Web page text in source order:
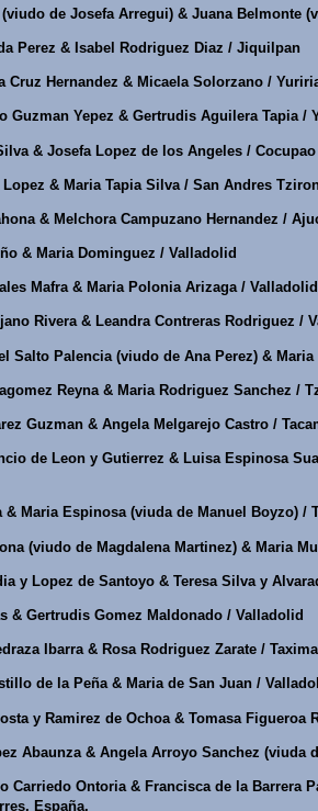
de Josefa Arregui) & Juana Belmonte
Perez & Isabel Rodriguez Diaz / Jiquilpan
Cruz Hernandez & Micaela Solorzano /
Guzman Yepez & Gertrudis Aguilera Tapia
& Josefa Lopez de los Angeles / Cocupao
& Maria Tapia Silva / San Andres
& Melchora Campuzano Hernandez /
& Maria Dominguez / Valladolid
Mafra & Maria Polonia Arizaga / Valladolid
Rivera & Leandra Contreras Rodriguez /
Salto Palencia (viudo de Ana Perez) &
Reyna & Maria Rodriguez Sanchez /
Guzman & Angela Melgarejo Castro /
de Leon y Gutierrez & Luisa Espinosa
& Maria Espinosa (viuda de Manuel Boyzo) /
(viudo de Magdalena Martinez) & Maria
y Lopez de Santoyo & Teresa Silva y
& Gertrudis Gomez Maldonado / Valladolid
Ibarra & Rosa Rodriguez Zarate /
de la Peña & Maria de San Juan /
y Ramirez de Ochoa & Tomasa Figueroa
Abaunza & Angela Arroyo Sanchez (viuda
Carriedo Ontoria & Francisca de la Barrera
España.